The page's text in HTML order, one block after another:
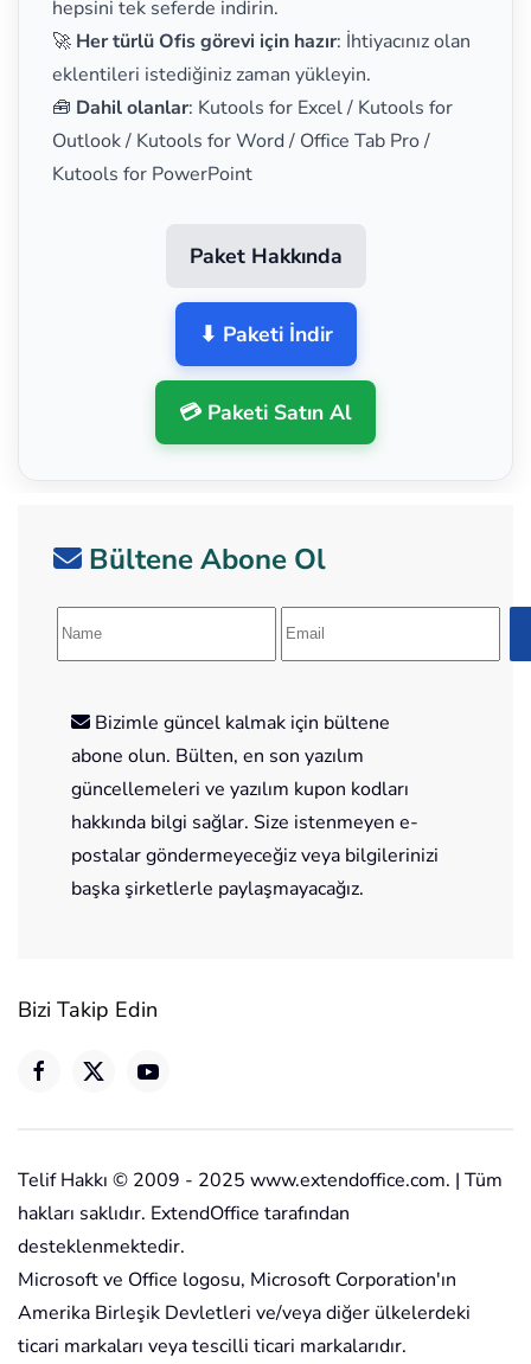
hepsini tek seferde indirin.
🚀 Her türlü Ofis görevi için hazır: İhtiyacınız olan
eklentileri istediğiniz zaman yükleyin.
🧰 Dahil olanlar: Kutools for Excel / Kutools for
Outlook / Kutools for Word / Office Tab Pro /
Kutools for PowerPoint
Paket Hakkında
⬇ Paketi İndir
💳 Paketi Satın Al
Bültene Abone Ol
Bizimle güncel kalmak için bültene
abone olun. Bülten, en son yazılım
güncellemeleri ve yazılım kupon kodları
hakkında bilgi sağlar. Size istenmeyen e-
postalar göndermeyeceğiz veya bilgilerinizi
başka şirketlerle paylaşmayacağız.
Bizi Takip Edin
Telif Hakkı © 2009 - 2025 www.extendoffice.com. | Tüm
hakları saklıdır. ExtendOffice tarafından
desteklenmektedir.
Microsoft ve Office logosu, Microsoft Corporation'ın
Amerika Birleşik Devletleri ve/veya diğer ülkelerdeki
ticari markaları veya tescilli ticari markalarıdır.